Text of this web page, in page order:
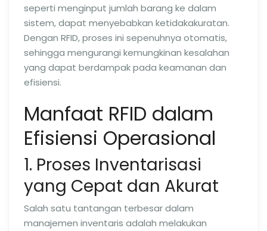
seperti menginput jumlah barang ke dalam
sistem, dapat menyebabkan ketidakakuratan.
Dengan RFID, proses ini sepenuhnya otomatis,
sehingga mengurangi kemungkinan kesalahan
yang dapat berdampak pada keamanan dan
efisiensi.
Manfaat RFID dalam
Efisiensi Operasional
1. Proses Inventarisasi
yang Cepat dan Akurat
Salah satu tantangan terbesar dalam
manajemen inventaris adalah melakukan